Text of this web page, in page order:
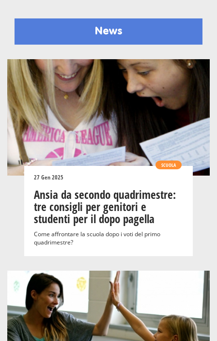
News
SCUOLA
27 Gen 2025
Ansia da secondo quadrimestre:
tre consigli per genitori e
studenti per il dopo pagella
Come affrontare la scuola dopo i voti del primo
quadrimestre?